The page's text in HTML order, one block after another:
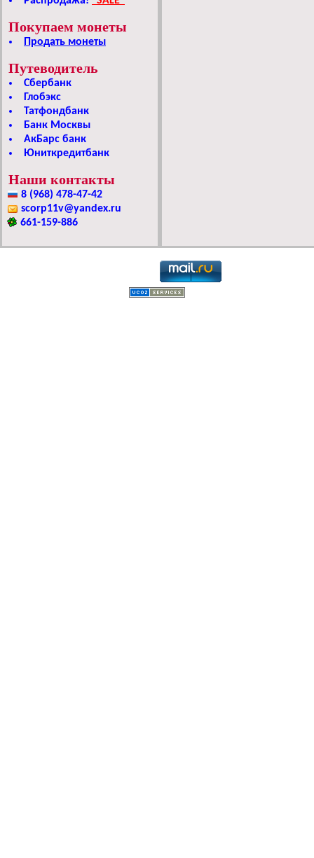
Покупаем монеты
Продать монеты
Путеводитель
Сбербанк
Глобэкс
Татфондбанк
Банк Москвы
АкБарс банк
Юниткредитбанк
Наши контакты
8 (968) 478-47-42
scorp11v@yandex.ru
661-159-886